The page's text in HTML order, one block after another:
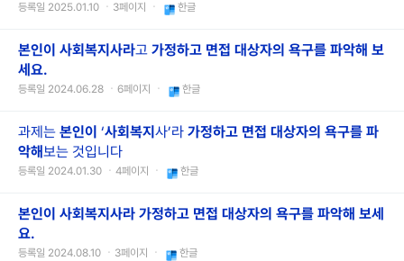
등록일 2025.01.10 ㆍ3페이지 ㆍ 한글
본인이 사회복지사라고 가정하고 면접 대상자의 욕구를 파악해 보
세요.
등록일 2024.06.28 ㆍ6페이지 ㆍ 한글
과제는 본인이 ‘사회 복지 사’라 가정하고 면접 대상자의 욕구를 파
악해보는 것입니다
등록일 2024.01.30 ㆍ4페이지 ㆍ 한글
본인이 사회복지사라 가정하고 면접 대상자의 욕구를 파악해 보세
요.
등록일 2024.08.10 ㆍ3페이지 ㆍ 한글